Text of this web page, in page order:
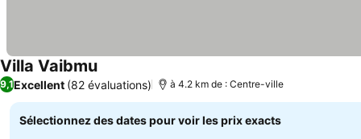
Villa Vaibmu
9,1Excellent (82 évaluations) à 4.2 km de : Centre-ville
Sélectionnez des dates pour voir les prix exacts